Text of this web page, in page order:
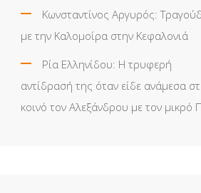
Κωνσταντίνος Αργυρός:
με την Καλομοίρα στην Κεφαλονιά
Ρία Ελληνίδου: H τρυφερή
αντίδρασή της όταν είδε ανάμεσα
κοινό τον Αλεξάνδρου με τον μικρό